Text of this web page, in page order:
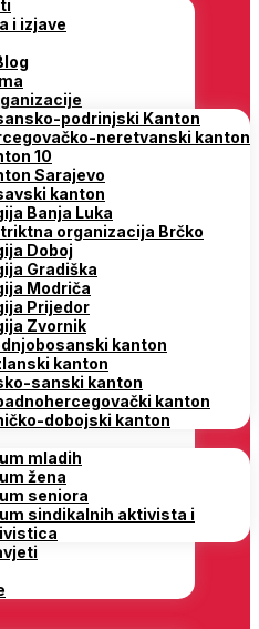
i izjave
podrinjski Kanton
neretvanski kanton
10
Sarajevo
kanton
Banja Luka
organizacija Brčko
Doboj
Gradiška
Modriča
Prijedor
Zvornik
kanton
kanton
sanski kanton
kanton
dobojski kanton
mladih
žena
seniora
sindikalnih aktivista i